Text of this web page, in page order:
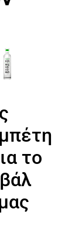
το